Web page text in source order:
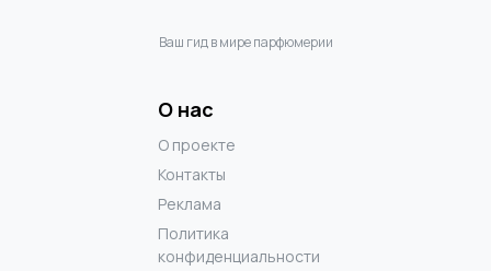
Ваш гид в мире парфюмерии
О нас
О проекте
Контакты
Реклама
Политика
конфиденциальности